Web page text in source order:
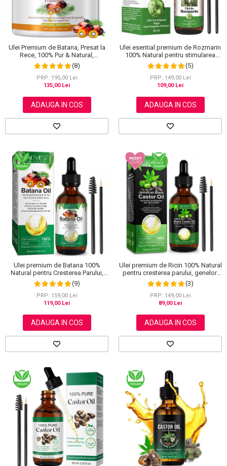
Scrub / Balsam de buze
Netestate pe Animale
Ulei Premium de Batana, Presat la
Rece, 100% Pur & Natural,
Stopeaza Caderea Parului, Efect
Puternic Regenerator, 220 g
(8)
PRP: 195,00 Lei
135,00 Lei
ADAUGA IN COS
Ulei esential premium de Rozmarin
100% Natural pentru stimularea
cresterii parului, genelor,
sprancenelor sau unghiilor, NOVA
KISS® 60 ml
(5)
PRP: 149,00 Lei
109,00 Lei
ADAUGA IN COS
Ulei premium de Batana 100%
Natural pentru Cresterea Parului,
Tratarea scalpului, Ingrijirea Tenului,
Genelor si Sprancenelor, Aliver 60
ml
(9)
PRP: 159,00 Lei
119,00 Lei
ADAUGA IN COS
Ulei premium de Ricin 100% Natural
pentru cresterea parului, genelor,
sprancenelor si unghiilor, Aliver 60
ml
(3)
PRP: 149,00 Lei
89,00 Lei
ADAUGA IN COS